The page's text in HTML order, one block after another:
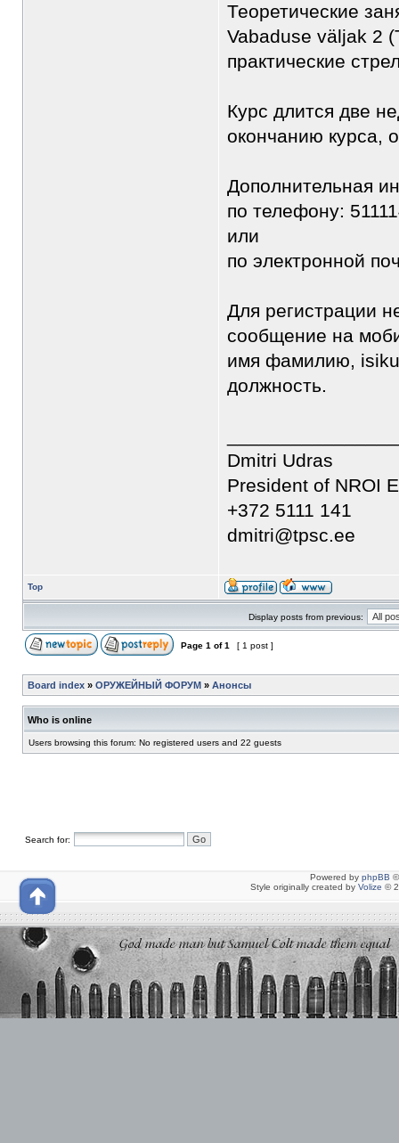
Теоретические
Vabaduse väljak 2
практические
Курс длится две
окончанию курса,
Дополнительная
по телефону:
или
по электронной
Для регистрации
сообщение на
имя фамилию,
должность.
Dmitri Udras
President of NROI
+372 5111 141
dmitri@tpsc.ee
Top
Display posts from previous:
Page 1 of1 [ 1 post ]
Board index » ОРУЖЕЙНЫЙ ФОРУМ » Анонсы
Who is online
Users browsing this forum: No registered users and 22 guests
Search for:
Powered by phpBB
Style originally created by Volize ©